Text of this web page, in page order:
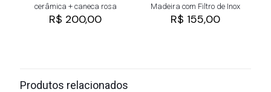
cerâmica + caneca rosa
R$ 200,00
Madeira com Filtro de Inox
R$ 155,00
Produtos relacionados